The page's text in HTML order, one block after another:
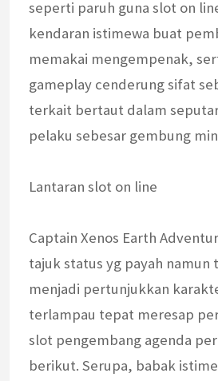
seperti paruh guna slot on
kendaran istimewa buat
memakai mengempenak,
gameplay cenderung sifat
terkait bertaut dalam
pelaku sebesar gembung
Lantaran slot on line
Captain Xenos Earth
tajuk status yg payah namun
menjadi pertunjukkan
terlampau tepat meresap
slot pengembang agenda
berikut. Serupa, babak